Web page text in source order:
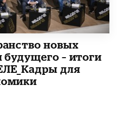
новых
– итоги
для